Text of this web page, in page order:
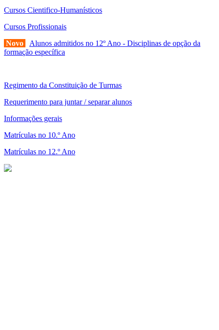
Cursos Cientifico-Humanísticos
Cursos Profissionais
Novo
Alunos admitidos no 12º Ano - Disciplinas de opção da
formação específica
Regimento da Constituição de Turmas
Requerimento para juntar / separar alunos
Informações gerais
Matrículas no 10.º Ano
Matrículas no 12.º Ano